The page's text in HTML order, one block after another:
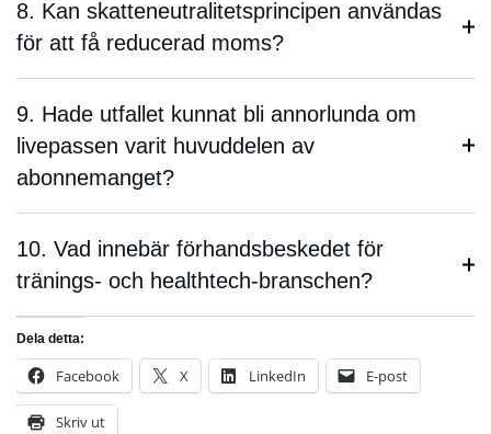
8. Kan skatteneutralitetsprincipen användas
för att få reducerad moms?
9. Hade utfallet kunnat bli annorlunda om
livepassen varit huvuddelen av
abonnemanget?
10. Vad innebär förhandsbeskedet för
tränings- och healthtech-branschen?
Dela detta:
Facebook X LinkedIn E-post
Skriv ut